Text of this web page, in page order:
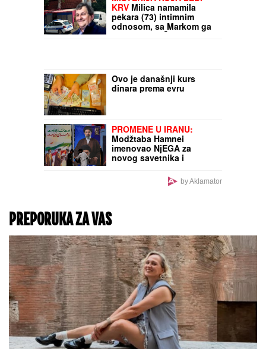
NASTUPU POKLONIO
DEVOJCI U KOLICIMA
Njegov potez sve
Ninjo" spojio se sa
novom anomalijom:
MISTERIJA KOJA LEDI
KRVMilica namamila
pekara (73) intimnim
odnosom, sa Markom ga
ZVERSKI MUČILA: Onda
su uradili nešto BIZARNO
sa plenom (FOTO, VIDEO)